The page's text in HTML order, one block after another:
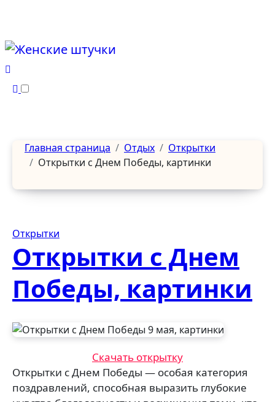
Главная страница Отдых
Открытки
Открытки с Днем Победы, картинки
Открытки
Открытки с Днем
Победы, картинки
Скачать открытку
Открытки с Днем Победы — особая категория
поздравлений, способная выразить глубокие